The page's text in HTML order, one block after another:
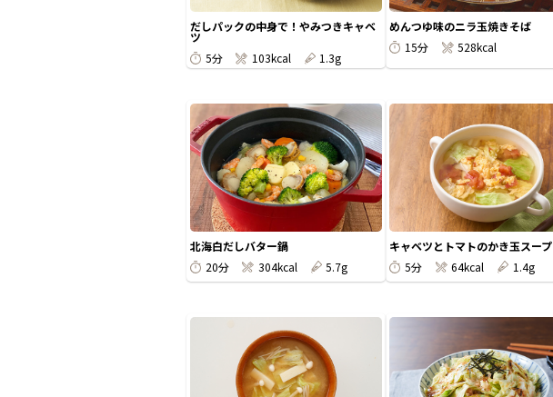
だしパックの中身で！やみつきキャベ
ツ
5分
103kcal 1.3g
めんつゆ味のニラ玉焼きそば
15分
528kcal
北海白だしバター鍋
20分
304kcal 5.7g
キャベツとトマトのかき玉スープ
5分
64kcal 1.4g